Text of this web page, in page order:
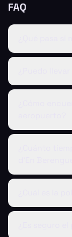
FAQ